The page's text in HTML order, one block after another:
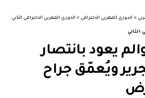
> الدوري المغربي الاحترافي > الدوري المغربي الاحترافي الثاني >
الثاني
يعود بانتصار
ويُعمّق جراح